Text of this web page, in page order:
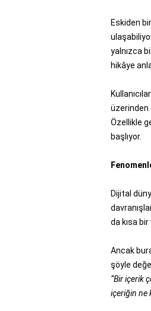
Eskiden
yalnızca
hikâye
üzerinden
Özellikle
başlıyor.
Dijital
da kısa
Ancak
şöyle
“Bir içerik
içeriğin ne